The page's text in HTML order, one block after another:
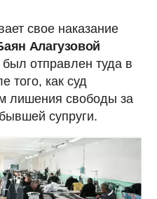
свое наказание
Алагузовой
отправлен туда в
того, как суд
лишения свободы за
супруги.